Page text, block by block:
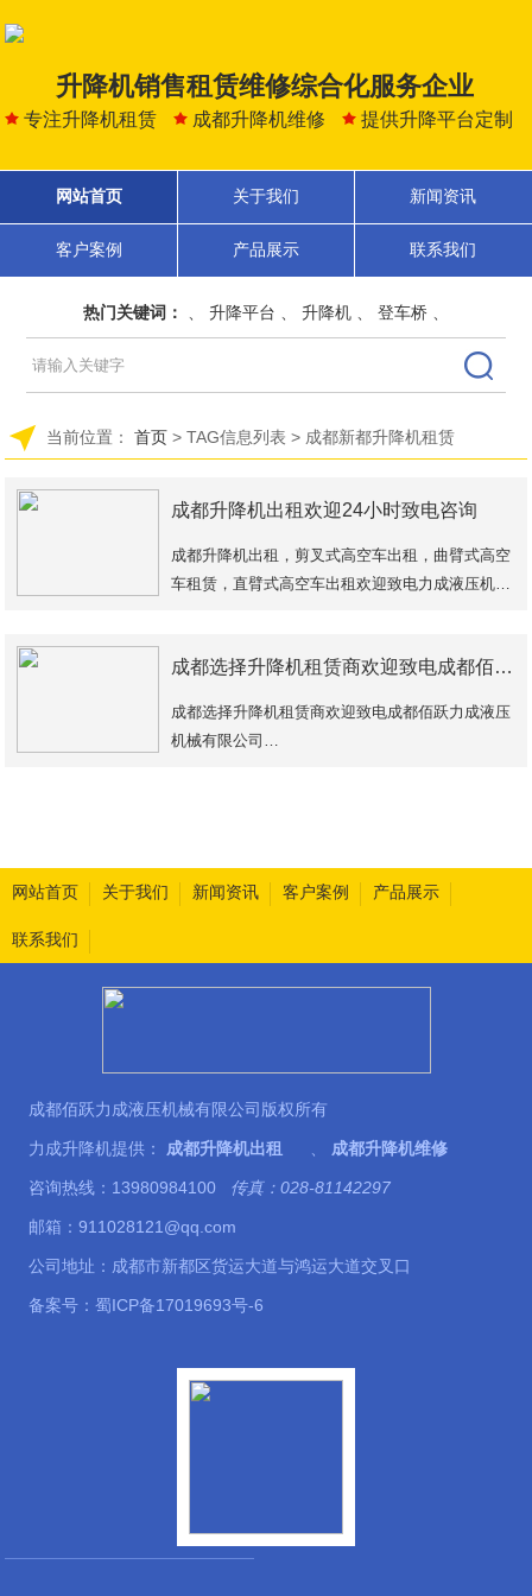
升降机销售租赁维修综合化服务企业
专注升降机租赁 成都升降机维修 提供升降平台定制
网站首页 关于我们 新闻资讯
客户案例 产品展示 联系我们
热门关键词： 升降平台 升降机 登车桥
当前位置： 首页 > TAG信息列表 > 成都新都升降机租赁
成都升降机出租欢迎24小时致电咨询
成都升降机出租，剪叉式高空车出租，曲臂式高空
车租赁，直臂式高空车出租欢迎致电力成液压机械
成都选择升降机租赁商欢迎致电成都佰跃力成液压机械有限公司 日租方面，新都6米升降机的租赁价格通常稳定在每台每天100元左右，这个基础费用不包含设备的运输成本。运输费用的计算方式较为灵活，一般会根据租赁
成都选择升降机租赁商欢迎致电成都佰跃力成液压
机械有限公司
网站首页 关于我们 新闻资讯 客户案例 产品展示
联系我们
成都佰跃力成液压机械有限公司版权所有
力成升降机提供： 成都升降机出租 成都升降机维修
咨询热线：13980984100 传真：028-81142297
邮箱：911028121@qq.com
公司地址：成都市新都区货运大道与鸿运大道交叉口
备案号：蜀ICP备17019693号-6